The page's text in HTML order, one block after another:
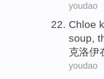
youdao
Chloe
soup,
克洛伊
youdao